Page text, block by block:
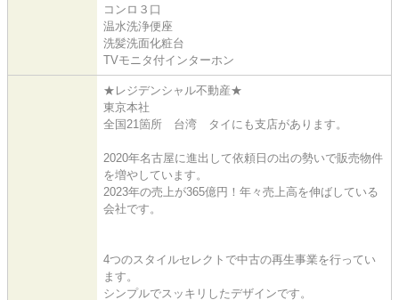
コンロ３口
温水洗浄便座
洗髪洗面化粧台
TVモニタ付インターホン
★レジデンシャル不動産★
東京本社
全国21箇所 台湾 タイにも支店があります。
2020年名古屋に進出して依頼日の出の勢いで販売物件
を増やしています。
2023年の売上が365億円！年々売上高を伸ばしている
会社です。
4つのスタイルセレクトで中古の再生事業を行ってい
ます。
シンプルでスッキリしたデザインです。